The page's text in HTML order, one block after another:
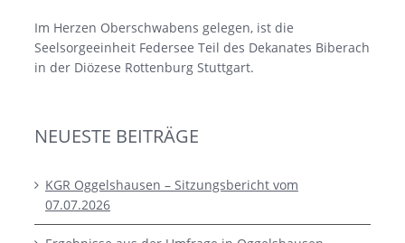
Im Herzen Oberschwabens gelegen, ist die
Seelsorgeeinheit Federsee Teil des Dekanates Biberach
in der Diözese Rottenburg Stuttgart.
NEUESTE BEITRÄGE
KGR Oggelshausen – Sitzungsbericht vom
07.07.2026